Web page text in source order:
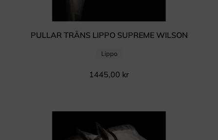
PULLAR TRÄNS LIPPO SUPREME WILSON
Lippo
1445,00 kr